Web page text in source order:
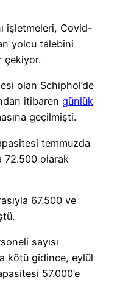
işletmeleri, Covid-
yolcu talebini
çekiyor.
olan Schiphol’de
itibaren günlük
geçilmişti.
temmuzda
72.500 olarak
67.500 ve
sayısı
kötü gidince, eylül
57.000’e